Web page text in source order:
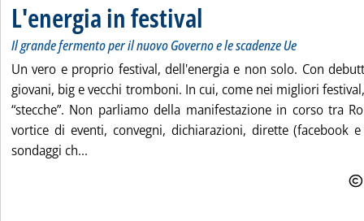
L'energia in festival
Il grande fermento per il nuovo Governo e le scadenze Ue
Un vero e proprio festival, dell'energia e non solo. Con
giovani, big e vecchi tromboni. In cui, come nei migliori
“stecche”. Non parliamo della manifestazione in corso tra
vortice di eventi, convegni, dichiarazioni, dirette (facebook
sondaggi ch...